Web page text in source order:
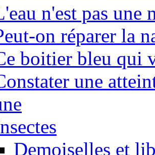
n'est pas une
on réparer la
boitier bleu qui
une
Demoiselles et